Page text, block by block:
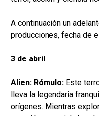
A continuación un
producciones, fecha de
3 de abril
Alien: Rómulo: Este
lleva la legendaria
orígenes. Mientras